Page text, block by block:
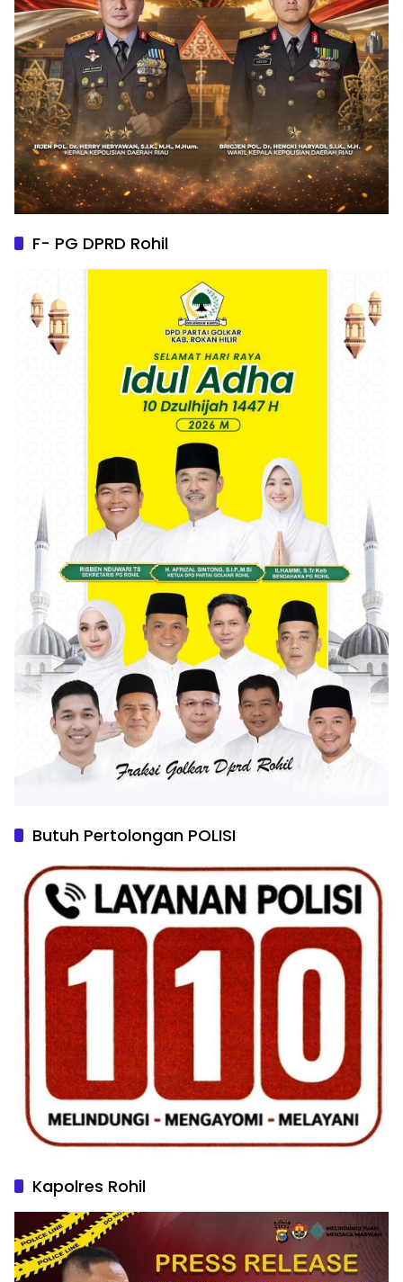
F- PG DPRD Rohil
Butuh Pertolongan POLISI
Kapolres Rohil